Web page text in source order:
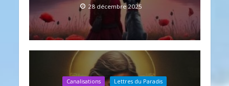
28 décembre 2025
Canalisations Lettres du Paradis